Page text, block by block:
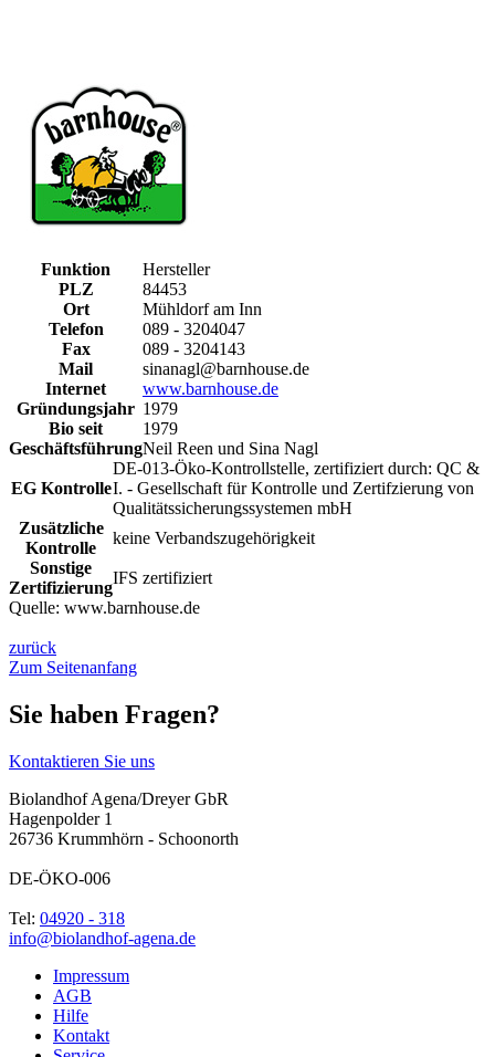
Funktion
Hersteller
PLZ
84453
Ort
Mühldorf am Inn
Telefon
089 - 3204047
Fax
089 - 3204143
Mail
sinanagl@barnhouse.de
Internet
www.barnhouse.de
Gründungsjahr 1979
Bio seit
1979
GeschäftsführungNeil Reen und Sina Nagl
EG Kontrolle
DE-013-Öko-Kontrollstelle, zertifiziert durch: QC &
I. - Gesellschaft für Kontrolle und Zertifzierung von
Qualitätssicherungssystemen mbH
Zusätzliche
Kontrolle
keine Verbandszugehörigkeit
Sonstige
Zertifizierung
IFS zertifiziert
Quelle: www.barnhouse.de
zurück
Zum Seitenanfang
Sie haben Fragen?
Kontaktieren Sie uns
Biolandhof Agena/Dreyer GbR
Hagenpolder 1
26736 Krummhörn - Schoonorth
DE-ÖKO-006
Tel: 04920 - 318
info@biolandhof-agena.de
Impressum
AGB
Hilfe
Kontakt